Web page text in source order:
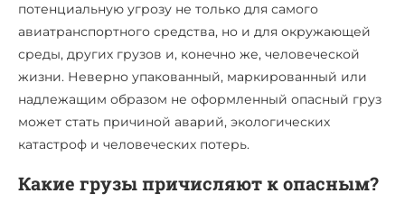
потенциальную угрозу не только для самого
авиатранспортного средства, но и для окружающей
среды, других грузов и, конечно же, человеческой
жизни. Неверно упакованный, маркированный или
надлежащим образом не оформленный опасный груз
может стать причиной аварий, экологических
катастроф и человеческих потерь.
Какие грузы причисляют к опасным?